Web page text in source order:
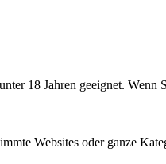
18 Jahren geeignet. Wenn
Websites oder ganze